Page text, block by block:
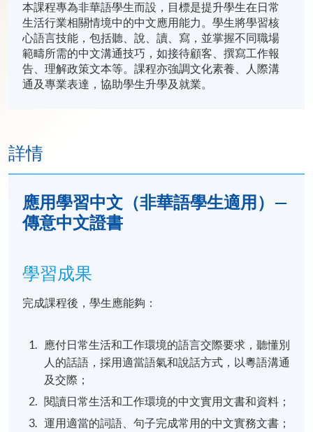
本課程專為非華語學生而設，目標是提升學生在日常
生活行業相關情境中的中文應用能力。學生將學習核
心語言技能，包括聽、說、讀、寫，並掌握不同職場
範疇所需的中文溝通技巧，如接待顧客、撰寫工作報
告、理解政策文本等。課程亦強調文化素養、人際溝
通及專業表達，協助學生升學及就業。
詳情
應用學習中文（非華語學生適用）—
傳意中文證書
學習成果
完成課程後，學生應能夠：
應付日常生活和工作環境的語言交際要求，聽懂別
人的話語，採用適當語氣和說話方式，以粵語溝通
及交際；
閱讀日常生活和工作環境的中文實用文書和資料；
運用適當的詞語、句子完成常用的中文實務文書；